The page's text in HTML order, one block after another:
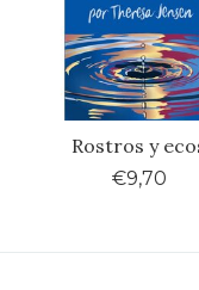
Rostros y
€9,70